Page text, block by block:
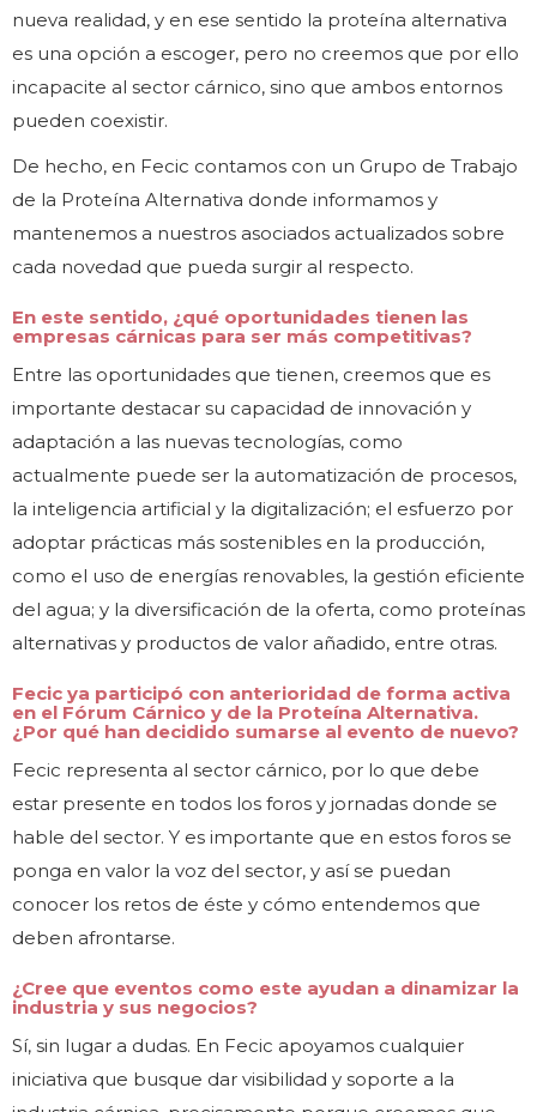
nueva realidad, y en ese sentido la proteína alternativa
es una opción a escoger, pero no creemos que por ello
incapacite al sector cárnico, sino que ambos entornos
pueden coexistir.
De hecho, en Fecic contamos con un Grupo de Trabajo
de la Proteína Alternativa donde informamos y
mantenemos a nuestros asociados actualizados sobre
cada novedad que pueda surgir al respecto.
En este sentido, ¿qué oportunidades tienen las
empresas cárnicas para ser más competitivas?
Entre las oportunidades que tienen, creemos que es
importante destacar su capacidad de innovación y
adaptación a las nuevas tecnologías, como
actualmente puede ser la automatización de procesos,
la inteligencia artificial y la digitalización; el esfuerzo por
adoptar prácticas más sostenibles en la producción,
como el uso de energías renovables, la gestión eficiente
del agua; y la diversificación de la oferta, como proteínas
alternativas y productos de valor añadido, entre otras.
Fecic ya participó con anterioridad de forma activa
en el Fórum Cárnico y de la Proteína Alternativa.
¿Por qué han decidido sumarse al evento de nuevo?
Fecic representa al sector cárnico, por lo que debe
estar presente en todos los foros y jornadas donde se
hable del sector. Y es importante que en estos foros se
ponga en valor la voz del sector, y así se puedan
conocer los retos de éste y cómo entendemos que
deben afrontarse.
¿Cree que eventos como este ayudan a dinamizar la
industria y sus negocios?
Sí, sin lugar a dudas. En Fecic apoyamos cualquier
iniciativa que busque dar visibilidad y soporte a la